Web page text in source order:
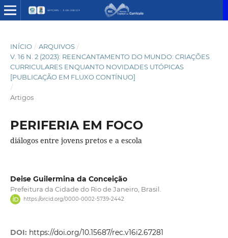
INÍCIO / ARQUIVOS /
V. 16 N. 2 (2023): REENCANTAMENTO DO MUNDO: CRIAÇÕES
CURRICULARES ENQUANTO NOVIDADES UTÓPICAS
[PUBLICAÇÃO EM FLUXO CONTÍNUO]
/
Artigos
PERIFERIA EM FOCO
diálogos entre jovens pretos e a escola
Deise Guilermina da Conceição
Prefeitura da Cidade do Rio de Janeiro, Brasil.
https://orcid.org/0000-0002-5739-2442
DOI: https://doi.org/10.15687/rec.v16i2.67281